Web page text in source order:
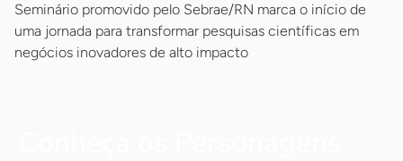
Seminário promovido pelo Sebrae/RN marca o início de
uma jornada para transformar pesquisas científicas em
negócios inovadores de alto impacto